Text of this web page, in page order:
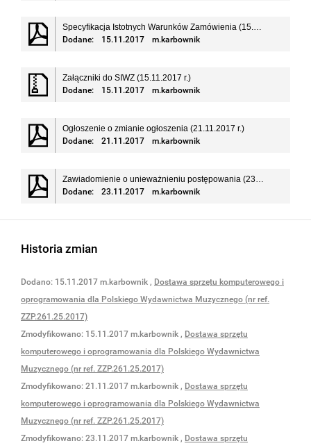
Specyfikacja Istotnych Warunków Zamówienia (15.11.2017 r.)
Dodane:
15.11.2017 m.karbownik
Załączniki do SIWZ (15.11.2017 r.)
Dodane:
15.11.2017 m.karbownik
Ogłoszenie o zmianie ogłoszenia (21.11.2017 r.)
Dodane:
21.11.2017 m.karbownik
Zawiadomienie o unieważnieniu postępowania (23.11.2017 r.)
Dodane:
23.11.2017 m.karbownik
Historia zmian
Dodano: 15.11.2017 m.karbownik , Dostawa sprzętu komputerowego i
oprogramowania dla Polskiego Wydawnictwa Muzycznego (nr ref.
ZZP.261.25.2017)
Zmodyfikowano: 15.11.2017 m.karbownik , Dostawa sprzętu
komputerowego i oprogramowania dla Polskiego Wydawnictwa
Muzycznego (nr ref. ZZP.261.25.2017)
Zmodyfikowano: 21.11.2017 m.karbownik , Dostawa sprzętu
komputerowego i oprogramowania dla Polskiego Wydawnictwa
Muzycznego (nr ref. ZZP.261.25.2017)
Zmodyfikowano: 23.11.2017 m.karbownik , Dostawa sprzętu